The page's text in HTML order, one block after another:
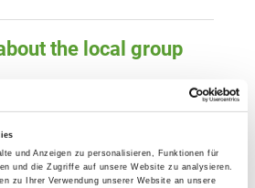
und Anzeigen zu personalisieren, Funktionen für
und die Zugriffe auf unsere Website zu analysieren.
zu Ihrer Verwendung unserer Website an unsere
the local group